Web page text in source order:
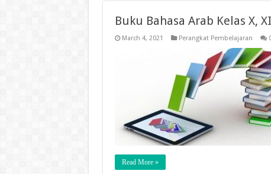
Buku Bahasa Arab Kelas X,
March 4, 2021 Perangkat Pembelajaran
Read More »